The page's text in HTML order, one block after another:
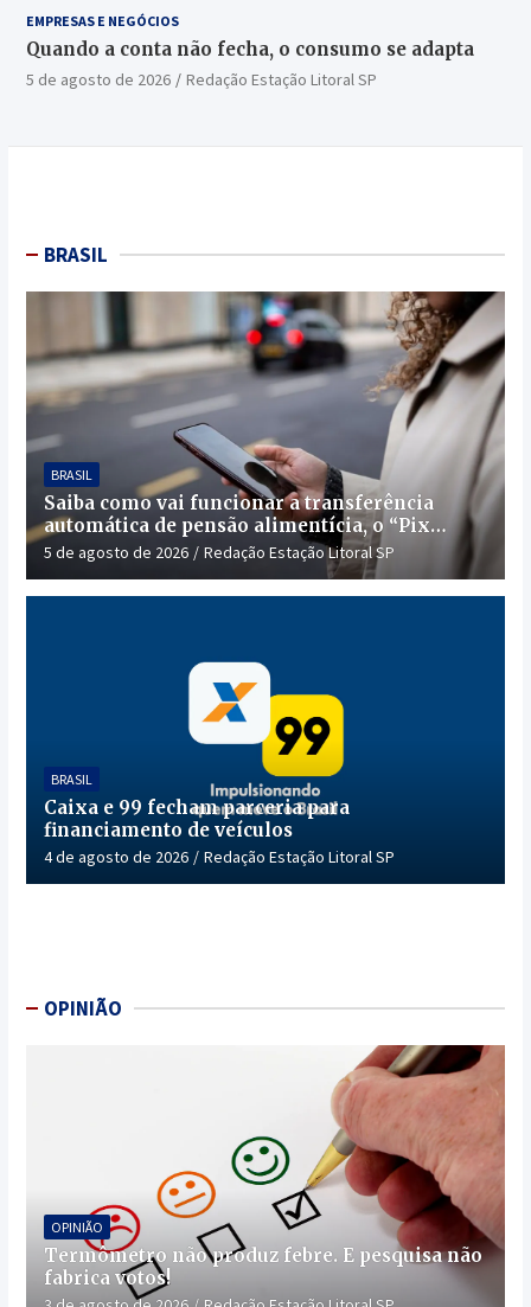
EMPRESAS E NEGÓCIOS
Quando a conta não fecha, o consumo se adapta
5 de agosto de 2026 Redação Estação Litoral SP
BRASIL
BRASIL
Saiba como vai funcionar a transferência
automática de pensão alimentícia, o “Pix
Pensão”
5 de agosto de 2026 Redação Estação Litoral SP
BRASIL
Caixa e 99 fecham parceria para
financiamento de veículos
4 de agosto de 2026 Redação Estação Litoral SP
OPINIÃO
OPINIÃO
Termômetro não produz febre. E pesquisa não
fabrica votos!